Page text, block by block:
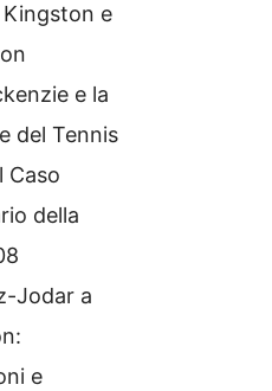
e
e la
del Tennis
Caso
della
Jodar a
e